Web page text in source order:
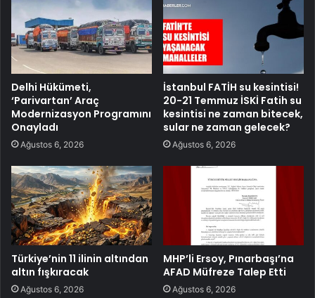
Delhi Hükümeti,
‘Parivartan’ Araç
Modernizasyon Programını
Onayladı
Ağustos 6, 2026
İstanbul FATİH su kesintisi!
20-21 Temmuz İSKİ Fatih su
kesintisi ne zaman bitecek,
sular ne zaman gelecek?
Ağustos 6, 2026
Türkiye’nin 11 ilinin altından
altın fışkıracak
Ağustos 6, 2026
MHP’li Ersoy, Pınarbaşı’na
AFAD Müfreze Talep Etti
Ağustos 6, 2026